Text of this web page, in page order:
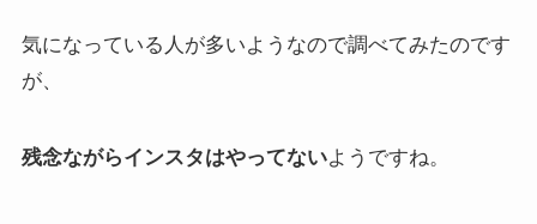
気になっている人が多いようなので調べてみたのです
が、
残念ながらインスタはやってないようですね。